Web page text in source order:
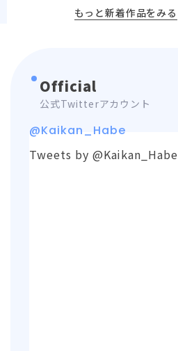
Official
公式Twitterアカウント
@Kaikan_Habe
Tweets by @Kaikan_Habe
もっと新着作品をみる